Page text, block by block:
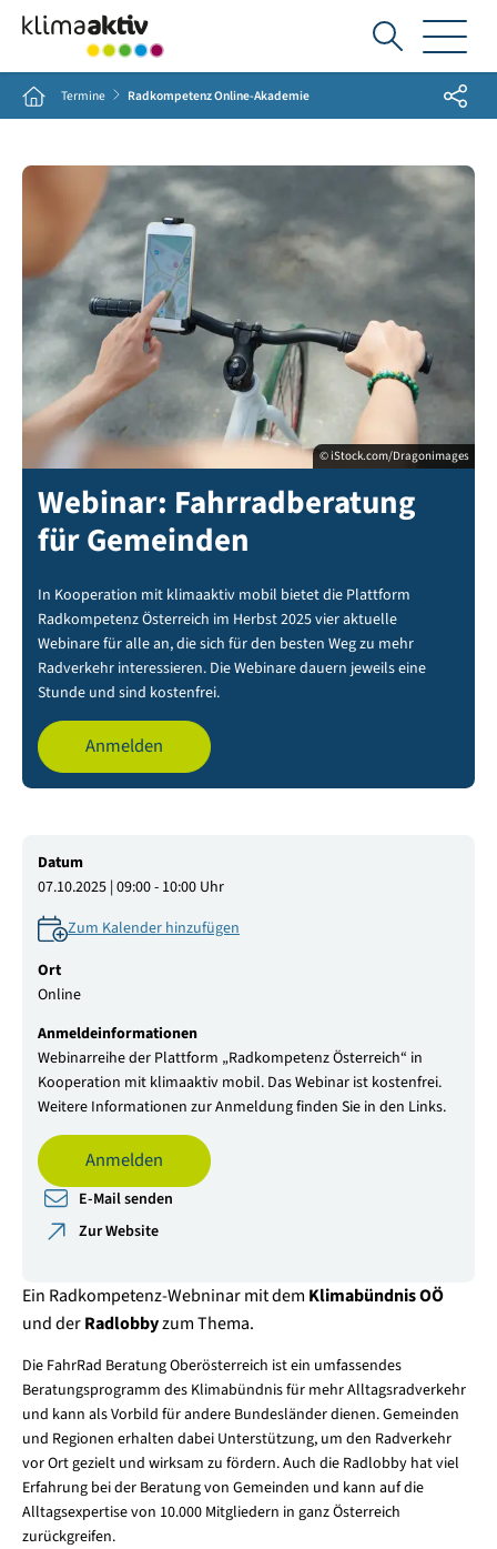
Ich
suche...
Home Termine Radkompetenz Online-Akademie Share
© iStock.com/Dragonimages
Webinar: Fahrradberatung
für Gemeinden
In Kooperation mit klimaaktiv mobil bietet die Plattform
Radkompetenz Österreich im Herbst 2025 vier aktuelle
Webinare für alle an, die sich für den besten Weg zu mehr
Radverkehr interessieren. Die Webinare dauern jeweils eine
Stunde und sind kostenfrei.
Anmelden
Ein Radkompetenz-Webninar mit dem Klimabündnis OÖ
und derRadlobbyzum Thema.
Die FahrRad Beratung Oberösterreich ist ein umfassendes
Beratungsprogramm des Klimabündnis für mehr Alltagsradverkehr
und kann als Vorbild für andere Bundesländer dienen. Gemeinden
und Regionen erhalten dabei Unterstützung, um den Radverkehr
vor Ort gezielt und wirksam zu fördern. Auch die Radlobby hat viel
Erfahrung bei der Beratung von Gemeinden und kann auf die
Alltagsexpertise von 10.000 Mitgliedern in ganz Österreich
zurückgreifen.
Datum
07.10.2025 | 09:00 - 10:00 Uhr
Zum Kalender hinzufügen
Ort
Online
Anmeldeinformationen
Webinarreihe der Plattform „Radkompetenz Österreich“ in
Kooperation mit klimaaktiv mobil. Das Webinar ist kostenfrei.
Weitere Informationen zur Anmeldung finden Sie in den Links.
Anmelden
E-Mail senden
Zur Website